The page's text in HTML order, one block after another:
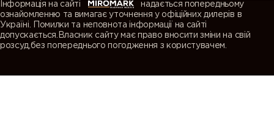
Інформація на сайті
надається попередньому
ознайомленню та вимагає уточнення у офіційних дилерів в
Україні. Помилки та неповнота інформації на сайті
допускається.Власник сайту має право вносити зміни на свій
розсуд,без попереднього погодження з користувачем.